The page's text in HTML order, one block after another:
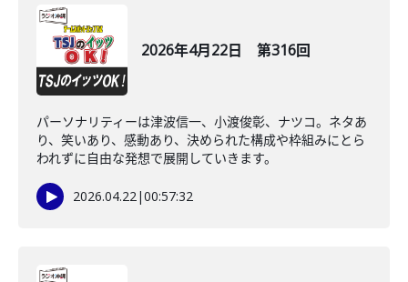
2026年4月22日 第316回
パーソナリティーは津波信一、小渡俊彰、ナツコ。ネタあ
り、笑いあり、感動あり、決められた構成や枠組みにとら
われずに自由な発想で展開していきます。
2026.04.22|00:57:32